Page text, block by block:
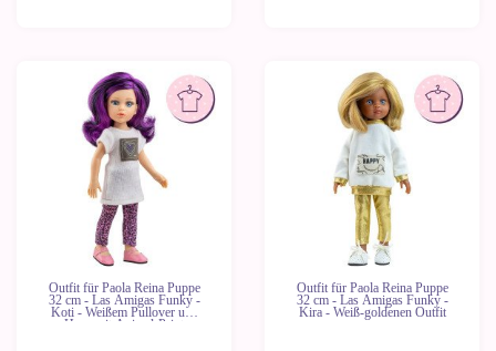
Outfit für Paola Reina Puppe
32 cm - Las Amigas Funky -
Koti - Weißem Pullover und
Hose mit Animal-Print
Outfit für Paola Reina Puppe
32 cm - Las Amigas Funky -
Kira - Weiß-goldenen Outfit